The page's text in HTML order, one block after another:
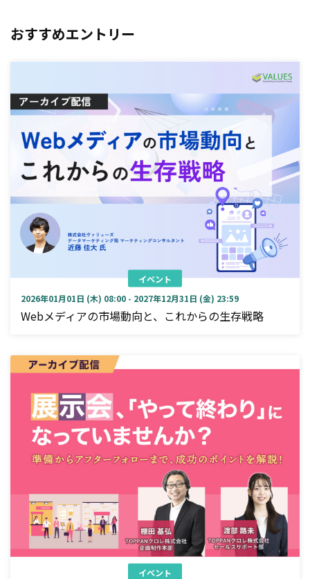
おすすめエントリー
イベント
2026年01月01日 (木) 08:00 - 2027年12月31日 (金) 23:59
Webメディアの市場動向と、これからの生存戦略
イベント